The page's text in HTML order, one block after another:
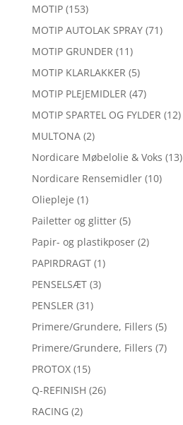
MOTIP (153)
MOTIP AUTOLAK SPRAY (71)
MOTIP GRUNDER (11)
MOTIP KLARLAKKER (5)
MOTIP PLEJEMIDLER (47)
MOTIP SPARTEL OG FYLDER (12)
MULTONA (2)
Nordicare Møbelolie & Voks (13)
Nordicare Rensemidler (10)
Oliepleje (1)
Pailetter og glitter (5)
Papir- og plastikposer (2)
PAPIRDRAGT (1)
PENSELSÆT (3)
PENSLER (31)
Primere/Grundere, Fillers (5)
Primere/Grundere, Fillers (7)
PROTOX (15)
Q-REFINISH (26)
RACING (2)